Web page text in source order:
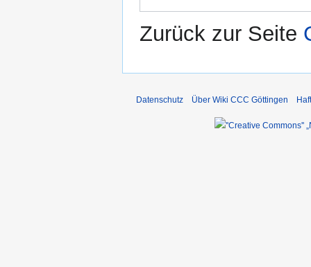
Zurück zur Seite
Datenschutz Über Wiki CCC Göttingen